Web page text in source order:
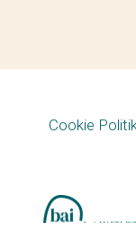
Cookie